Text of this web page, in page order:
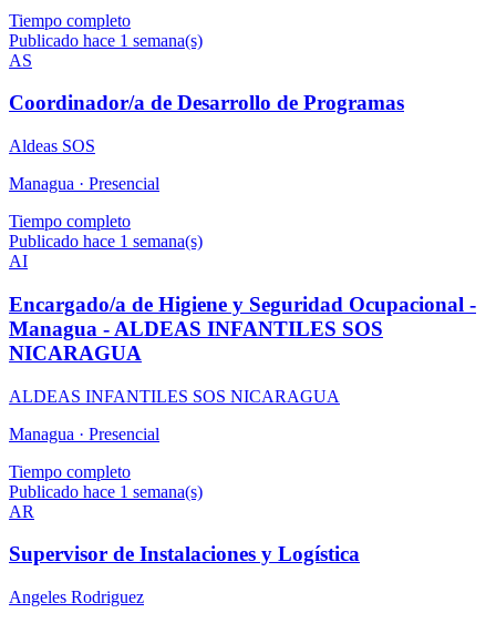
Tiempo completo
Publicado hace 1 semana(s)
AS
Coordinador/a de Desarrollo de Programas
Aldeas SOS
Managua · Presencial
Tiempo completo
Publicado hace 1 semana(s)
AI
Encargado/a de Higiene y Seguridad Ocupacional -
Managua - ALDEAS INFANTILES SOS
NICARAGUA
ALDEAS INFANTILES SOS NICARAGUA
Managua · Presencial
Tiempo completo
Publicado hace 1 semana(s)
AR
Supervisor de Instalaciones y Logística
Angeles Rodriguez